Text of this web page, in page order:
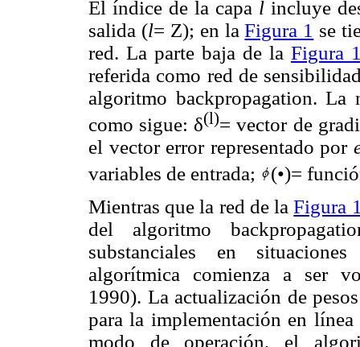
El índice de la capa l incluye
salida (l= Z); en laFigura 1 se
red. La parte baja de la Figura
referida como red de
algoritmo backpropagation. La
como sigue: δ(l)= vector de
el vector error representado por
variables de entrada;
(•)=
Mientras que la red de laFigura
del algoritmo
substanciales en
algorítmica comienza a ser
1990). La actualización de
para la implementación en
modo de operación, el